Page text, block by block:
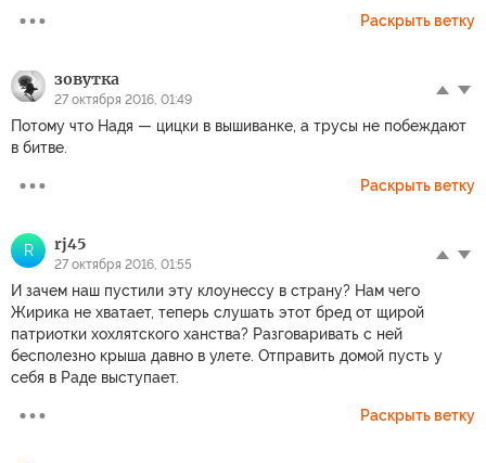
Раскрыть ветку
зовутка
27 октября 2016, 01:49
Потому что Надя — цицки в вышиванке, а трусы не побеждают
в битве.
Раскрыть ветку
R rj45
27 октября 2016, 01:55
И зачем наш пустили эту клоунессу в страну? Нам чего
Жирика не хватает, теперь слушать этот бред от щирой
патриотки хохлятского ханства? Разговаривать с ней
бесполезно крыша давно в улете. Отправить домой пусть у
себя в Раде выступает.
Раскрыть ветку